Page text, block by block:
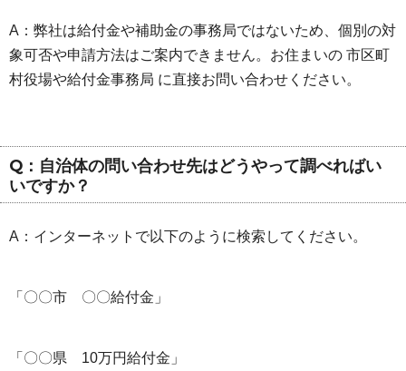
A：弊社は給付金や補助金の事務局ではないため、個別の対
象可否や申請方法はご案内できません。お住まいの 市区町
村役場や給付金事務局 に直接お問い合わせください。
Q：自治体の問い合わせ先はどうやって調べればい
いですか？
A：インターネットで以下のように検索してください。
「〇〇市 〇〇給付金」
「〇〇県 10万円給付金」